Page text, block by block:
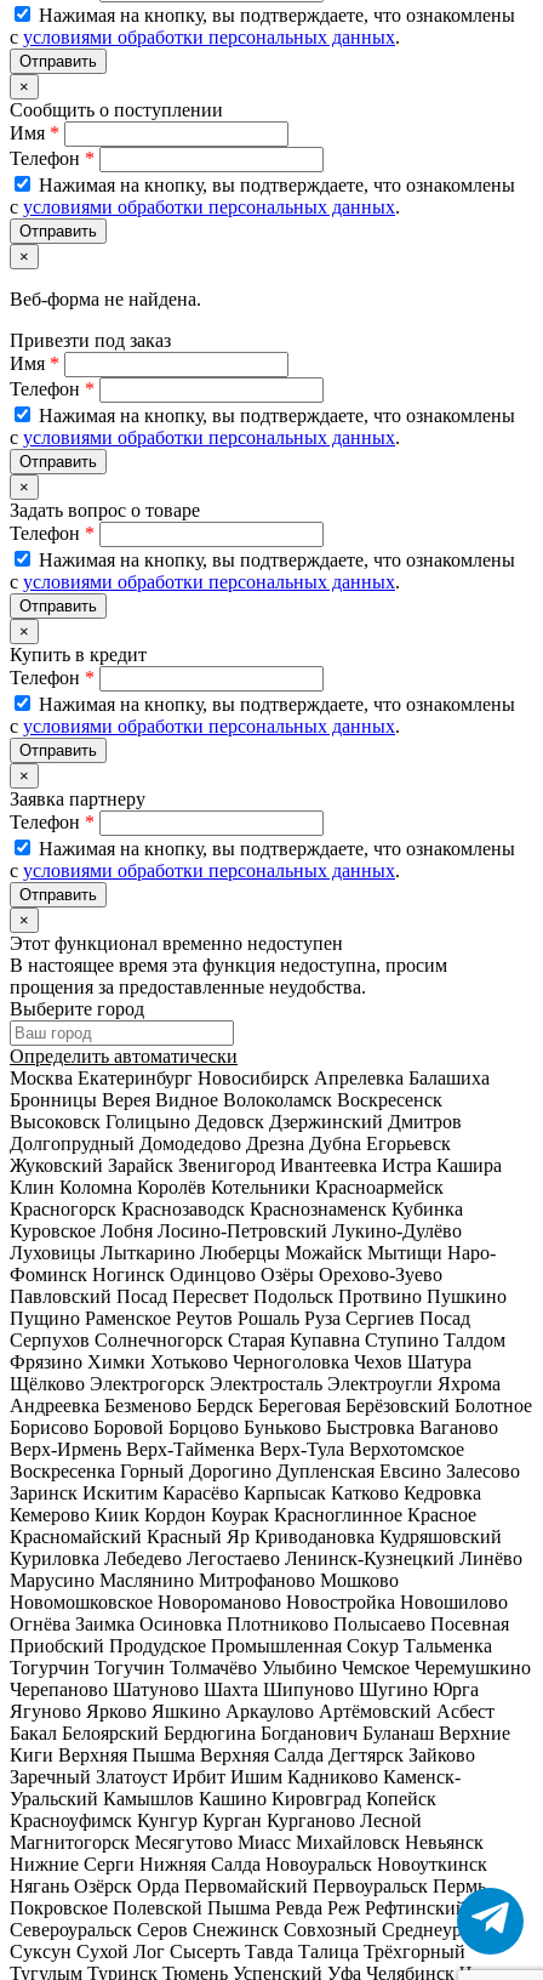
Нажимая на кнопку, вы подтверждаете, что ознакомлены
с условиями обработки персональных данных.
×
Сообщить о поступлении
Имя *
Телефон *
Нажимая на кнопку, вы подтверждаете, что ознакомлены
с условиями обработки персональных данных.
×
Веб-форма не найдена.
Привезти под заказ
Имя *
Телефон *
Нажимая на кнопку, вы подтверждаете, что ознакомлены
с условиями обработки персональных данных.
×
Задать вопрос о товаре
Телефон *
Нажимая на кнопку, вы подтверждаете, что ознакомлены
с условиями обработки персональных данных.
×
Купить в кредит
Телефон *
Нажимая на кнопку, вы подтверждаете, что ознакомлены
с условиями обработки персональных данных.
×
Заявка партнеру
Телефон *
Нажимая на кнопку, вы подтверждаете, что ознакомлены
с условиями обработки персональных данных.
×
Этот функционал временно недоступен
В настоящее время эта функция недоступна, просим
прощения за предоставленные неудобства.
Выберите город
Определить автоматически
Москва Екатеринбург Новосибирск Апрелевка Балашиха
Бронницы Верея Видное Волоколамск Воскресенск
Высоковск Голицыно Дедовск Дзержинский Дмитров
Долгопрудный Домодедово Дрезна Дубна Егорьевск
Жуковский Зарайск Звенигород Ивантеевка Истра Кашира
Клин Коломна Королёв Котельники Красноармейск
Красногорск Краснозаводск Краснознаменск Кубинка
Куровское Лобня Лосино-Петровский Лукино-Дулёво
Луховицы Лыткарино Люберцы Можайск Мытищи Наро-
Фоминск Ногинск Одинцово Озёры Орехово-Зуево
Павловский Посад Пересвет Подольск Протвино Пушкино
Пущино Раменское Реутов Рошаль Руза Сергиев Посад
Серпухов Солнечногорск Старая Купавна Ступино Талдом
Фрязино Химки Хотьково Черноголовка Чехов Шатура
Щёлково Электрогорск Электросталь Электроугли Яхрома
Андреевка Безменово Бердск Береговая Берёзовский Болотное
Борисово Боровой Борцово Буньково Быстровка Ваганово
Верх-Ирмень Верх-Тайменка Верх-Тула Верхотомское
Воскресенка Горный Дорогино Дупленская Евсино Залесово
Заринск Искитим Карасёво Карпысак Катково Кедровка
Кемерово Киик Кордон Коурак Красноглинное Красное
Красномайский Красный Яр Криводановка Кудряшовский
Куриловка Лебедево Легостаево Ленинск-Кузнецкий Линёво
Марусино Маслянино Митрофаново Мошково
Новомошковское Новороманово Новостройка Новошилово
Огнёва Заимка Осиновка Плотниково Полысаево Посевная
Приобский Продудское Промышленная Сокур Тальменка
Тогурчин Тогучин Толмачёво Улыбино Чемское Черемушкино
Черепаново Шатуново Шахта Шипуново Шугино Юрга
Ягуново Ярково Яшкино Аркаулово Артёмовский Асбест
Бакал Белоярский Бердюгина Богданович Буланаш Верхние
Киги Верхняя Пышма Верхняя Салда Дегтярск Зайково
Заречный Златоуст Ирбит Ишим Кадниково Каменск-
Уральский Камышлов Кашино Кировград Копейск
Красноуфимск Кунгур Курган Курганово Лесной
Магнитогорск Месягутово Миасс Михайловск Невьянск
Нижние Серги Нижняя Салда Новоуральск Новоуткинск
Нягань Озёрск Орда Первомайский Первоуральск Пермь
Покровское Полевской Пышма Ревда Реж Рефтинский
Сатка
Североуральск Серов Снежинск Совхозный Среднеуральск
Суксун Сухой Лог Сысерть Тавда Талица Трёхгорный
Тугулым Туринск Тюмень Успенский Уфа ЧелябинскЧита